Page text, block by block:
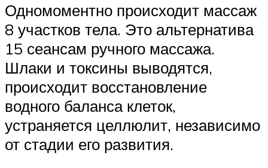
Одномоментно происходит массаж
8 участков тела. Это альтернатива
15 сеансам ручного массажа.
Шлаки и токсины выводятся,
происходит восстановление
водного баланса клеток,
устраняется целлюлит, независимо
от стадии его развития.